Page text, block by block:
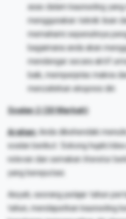
asas dalam kaunseling
menggunakan teknik lisan
memahami sepenuhnya
bagaimana anda akan
mendengar secara aktif
baik, memperjelas makna
menzahirkan ekspresi diri.
Soalan 2 (20 Markah)
Arahan:Anda dikehendaki
soalan berikut. Sokong hujah/
relevan dan semakan literatur
yang bereputasi.
Aisyah, seorang pelajar tahun
tahun, mendapatkan kaunseling